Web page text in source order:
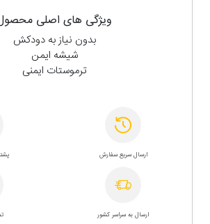
ویژگی های اصلی
بدون نیاز به دودکش
شیشه ایمن
ترموستات ایمنی
ارسال سریع سفارش
ارسال به سراسر کشور